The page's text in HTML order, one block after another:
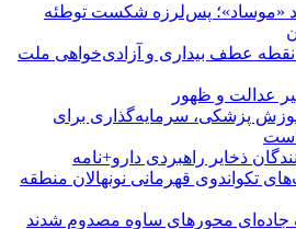
«موساد»؛ پس‌لرزه شکست توطئه
عطف بیداری و آزادی‌خواهی ملت
عدالت و ظهور
پزشکی، سرمایه‌گذاری برای
است
ذخایر راهبردی دارو+نامه
تکواندوی قهرمانی نونهالان منطقه